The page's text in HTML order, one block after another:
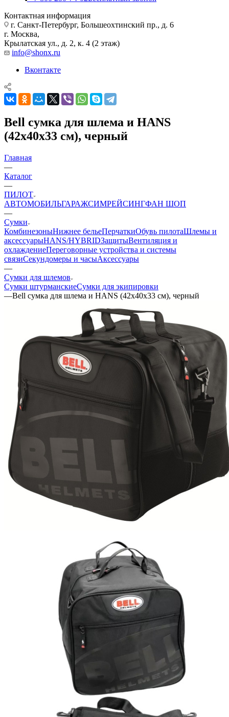
Контактная информация
г. Санкт-Петербург, Большеохтинский пр., д. 6
г. Москва,
Крылатская ул., д. 2, к. 4 (2 этаж)
info@shonx.ru
Вконтакте
Bell сумка для шлема и HANS
(42х40х33 см), черный
Главная
—
Каталог
—
ПИЛОТ
АВТОМОБИЛЬГАРАЖСИМРЕЙСИНГФАН ШОП
—
Сумки
КомбинезоныНижнее бельеПерчаткиОбувь пилотаШлемы и
аксессуарыHANS/HYBRIDЗащитыВентиляция и
охлаждениеПереговорные устройства и системы
связиСекундомеры и часыАксессуары
—
Сумки для шлемов
Сумки штурманскиеСумки для экипировки
—Bell сумка для шлема и HANS (42х40х33 см), черный